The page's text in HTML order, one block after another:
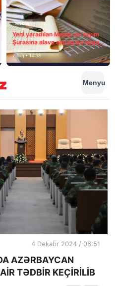
MEDİA
Yeni yaradılan Media və Yayım
Şurasına əlavə olaraq bu hüquq
və vəzifələr də verilib
7 Avq • 14:38
Menyu
4 Dekabr 2024 / 06:51
AZƏRBAYCAN
TƏDBİR KEÇİRİLİB